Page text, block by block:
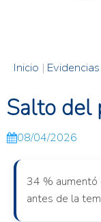
Inicio | Evidencias
Salto del
08/04/2026
34 % aumentó
antes de la